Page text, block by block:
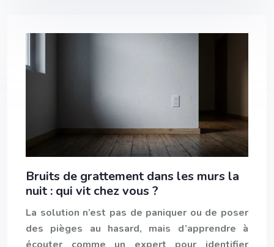
Bruits de grattement dans les murs la
nuit : qui vit chez vous ?
La solution n’est pas de paniquer ou de poser
des pièges au hasard, mais d’apprendre à